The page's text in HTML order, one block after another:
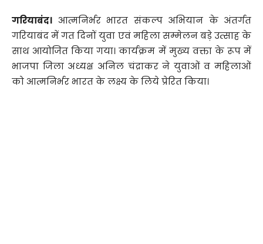
गरियाबंद। आत्मनिर्भर भारत संकल्प अभियान के अंतर्गत
गरियाबंद में गत दिनों युवा एवं महिला सम्मेलन बड़े उत्साह के
साथ आयोजित किया गया। कार्यक्रम में मुख्य वक्ता के रूप में
भाजपा जिला अध्यक्ष अनिल चंद्राकर ने युवाओं व महिलाओं
को आत्मनिर्भर भारत के लक्ष्य के लिये प्रेरित किया।